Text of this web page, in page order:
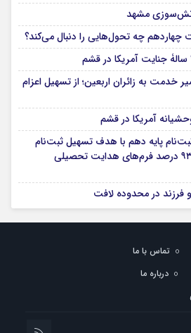
چه تحول‌هایی را دنبال می‌کند؟
به زائران اربعین؛ از تسهیل اعزام
آمریکا در قشم
پایه دهم با هدف تسهیل ثبت‌نام
خانواده‌ها/ صدور بیش از ۹۳ درصد فرم‌های هدایت تحصیلی
در محدوده لافت
تماس با ما
درباره ما